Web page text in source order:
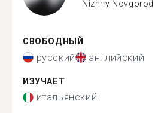
Nizhny Novgorod
СВОБОДНЫЙ
русский английский
ИЗУЧАЕТ
итальянский